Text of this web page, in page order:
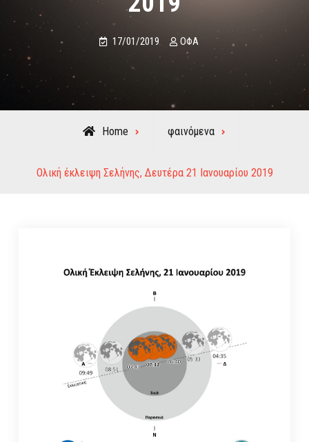
17/01/2019 ΟΦΑ
Home φαινόμενα
Ολική έκλειψη Σελήνης, Δευτέρα 21 Ιανουαρίου 2019